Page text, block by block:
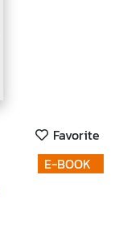
Favorite
E-BOOK